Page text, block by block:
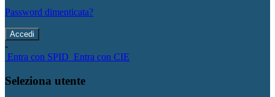
Password dimenticata?
-
Entra con SPID Entra con CIE
Seleziona utente